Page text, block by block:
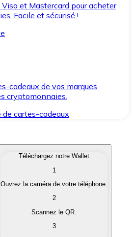
et Mastercard pour acheter
Facile et sécurisé !
cadeaux de vos marques
cryptomonnaies.
cartes-cadeaux
qui vous intéressent
cryptomonnaies en monnaie
Téléchargez notre Wallet
1
Ouvrez la caméra de votre téléphone.
2
Scannez le QR.
3